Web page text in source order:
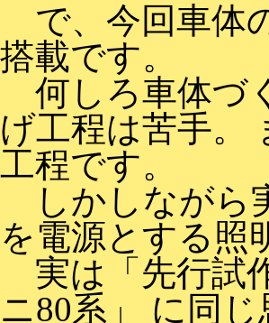
で、今回車体
搭載です。
何しろ車体づ
げ工程は苦手。
工程です。
しかしながら
を電源とする照
実は「先行試
ニ80系」
に同